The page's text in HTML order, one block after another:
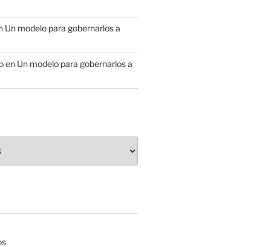
Un modelo para gobernarlos a
en Un modelo para gobernarlos a